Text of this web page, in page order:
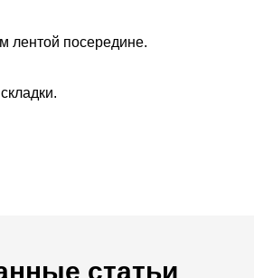
лентой посередине.
статьи